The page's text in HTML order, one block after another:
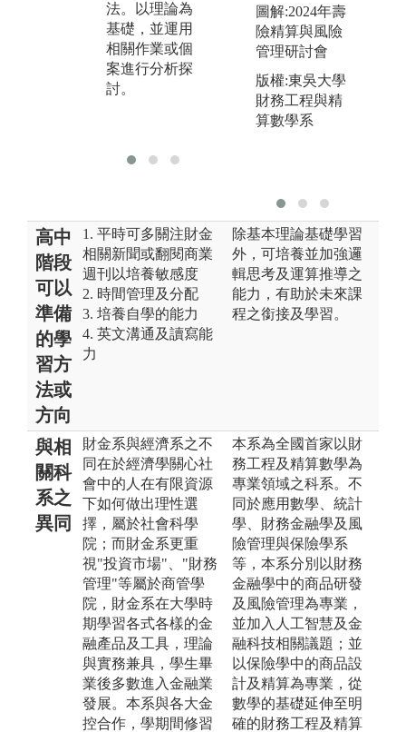
法。以理論為
基礎，並運用
相關作業或個
案進行分析探
討。
方法，分析財
務或經濟歷史
資料庫，包涵
證操作。
圖解:2024年壽
險精算與風險
管理研討會
版權:東吳大學
財務工程與精
算數學系
高中
階段
可以
準備
的學
習方
法或
方向
1. 平時可多關注財金
相關新聞或翻閱商業
週刊以培養敏感度
2. 時間管理及分配
3. 培養自學的能力
4. 英文溝通及讀寫能
力
除基本理論基礎學習
外，可培養並加強邏
輯思考及運算推導之
能力，有助於未來課
程之銜接及學習。
與相
關科
系之
異同
財金系與經濟系之不
同在於經濟學關心社
會中的人在有限資源
下如何做出理性選
擇，屬於社會科學
院；而財金系更重
視"投資市場"、"財務
管理"等屬於商管學
院，財金系在大學時
期學習各式各樣的金
融產品及工具，理論
與實務兼具，學生畢
業後多數進入金融業
發展。本系與各大金
控合作，學期間修習
本系為全國首家以財
務工程及精算數學為
專業領域之科系。不
同於應用數學、統計
學、財務金融學及風
險管理與保險學系
等，本系分別以財務
金融學中的商品研發
及風險管理為專業，
並加入人工智慧及金
融科技相關議題；並
以保險學中的商品設
計及精算為專業，從
數學的基礎延伸至明
確的財務工程及精算